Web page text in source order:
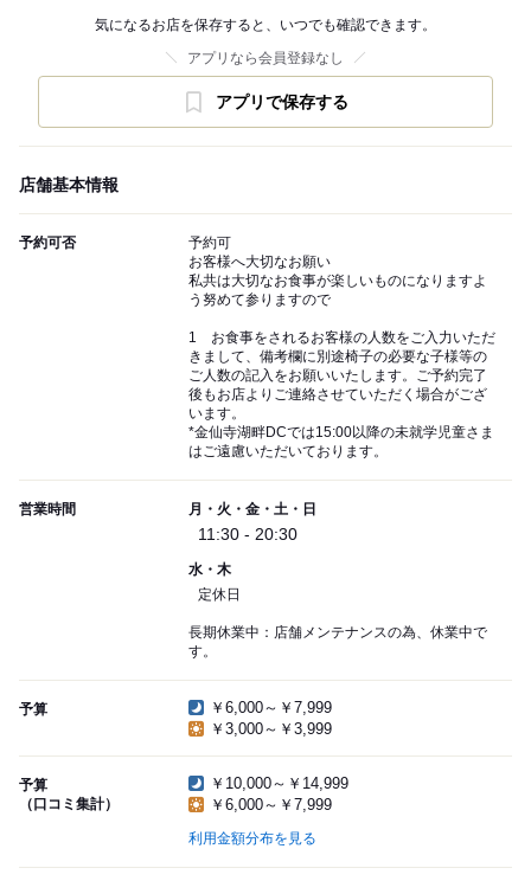
気になるお店を保存すると、いつでも確認できます。
アプリなら会員登録なし
アプリで保存する
店舗基本情報
予約可否
予約可
お客様へ大切なお願い
私共は大切なお食事が楽しいものになりますよ
う努めて参りますので
1 お食事をされるお客様の人数をご入力いただ
きまして、備考欄に別途椅子の必要な子様等の
ご人数の記入をお願いいたします。ご予約完了
後もお店よりご連絡させていただく場合がござ
います。
*金仙寺湖畔DCでは15:00以降の未就学児童さま
はご遠慮いただいております。
営業時間 月・火・金・土・日
11:30 - 20:30
水・木
定休日
長期休業中：店舗メンテナンスの為、休業中で
す。
予算
￥6,000～￥7,999
￥3,000～￥3,999
予算
（口コミ集計）
￥10,000～￥14,999
￥6,000～￥7,999
利用金額分布を見る